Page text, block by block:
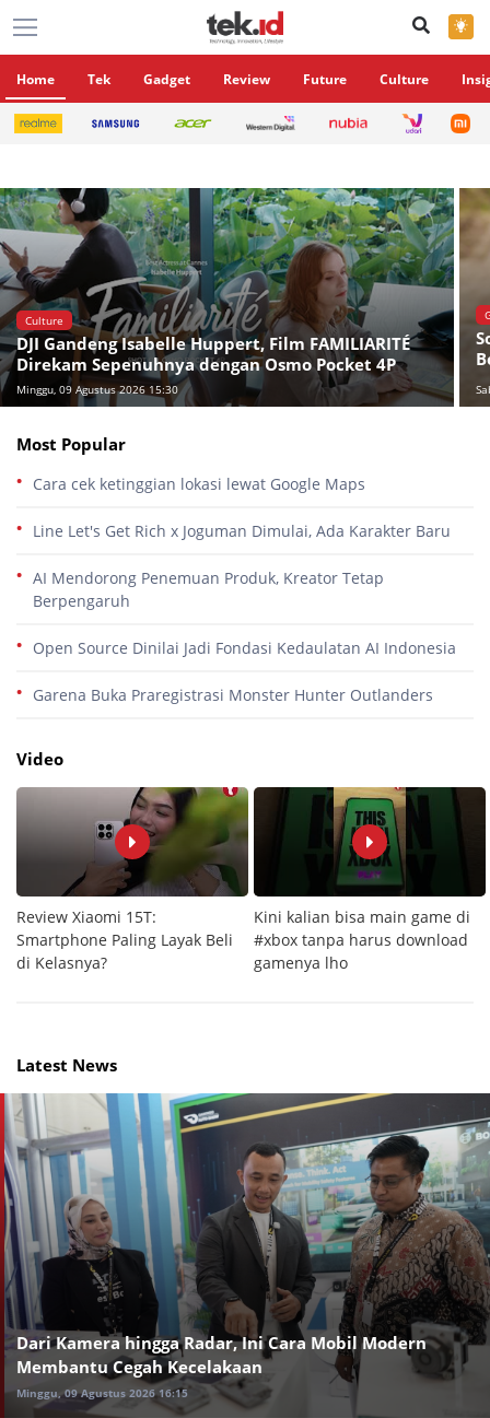
×
Home Tek Gadget Review Future Culture
Culture
DJI Gandeng Isabelle Huppert, Film FAMILIARITÉ
Direkam Sepenuhnya dengan Osmo Pocket 4P
Minggu, 09 Agustus 2026 15:30
Most Popular
Cara cek ketinggian lokasi lewat Google Maps
Line Let's Get Rich x Joguman Dimulai, Ada Karakter Baru
AI Mendorong Penemuan Produk, Kreator Tetap
Berpengaruh
Open Source Dinilai Jadi Fondasi Kedaulatan AI Indonesia
Garena Buka Praregistrasi Monster Hunter Outlanders
Video
Review Xiaomi 15T:
Smartphone Paling Layak Beli
di Kelasnya?
Kini kalian bisa main game di
#xbox tanpa harus download
gamenya lho
Latest News
Dari Kamera hingga Radar, Ini Cara Mobil Modern
Membantu Cegah Kecelakaan
Minggu, 09 Agustus 2026 16:15